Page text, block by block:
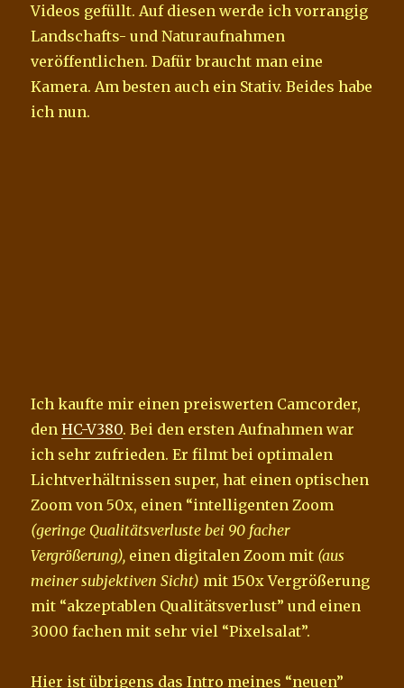
Videos gefüllt. Auf diesen werde ich vorrangig
Landschafts- und Naturaufnahmen
veröffentlichen. Dafür braucht man eine
Kamera. Am besten auch ein Stativ. Beides habe
ich nun.
Ich kaufte mir einen preiswerten Camcorder,
denHC-V380. Bei den ersten Aufnahmen war
ich sehr zufrieden. Er filmt bei optimalen
Lichtverhältnissen super, hat einen optischen
Zoom von 50x, einen “intelligenten Zoom
(geringe Qualitätsverluste bei 90 facher
Vergrößerung), einen digitalen Zoom mit (aus
meiner subjektiven Sicht) mit 150x Vergrößerung
mit “akzeptablen Qualitätsverlust” und einen
3000 fachen mit sehr viel “Pixelsalat”.
Hier ist übrigens das Intro meines “neuen”